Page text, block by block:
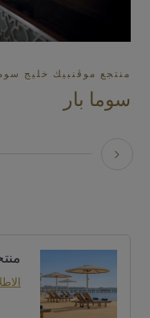
منتجع موڤنبيك خليج
سوما بار